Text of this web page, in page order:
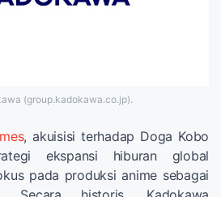
(group.kadokawa.co.jp).
, akuisisi terhadap Doga Kobo
ekspansi hiburan global
pada produksi anime sebagai